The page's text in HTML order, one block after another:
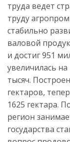
труда ведет
труду
стабильно
валовой
и достиг 951
увеличилась на
тысяч.
гектаров,
1625 гектара.
регион
государства